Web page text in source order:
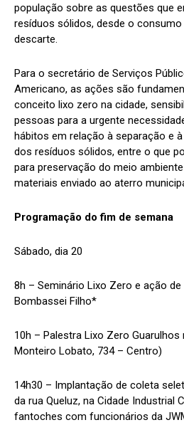
população sobre as questões que
resíduos sólidos, desde o
descarte.
Para o secretário de Serviços
Americano, as ações são
conceito lixo zero na cidade,
pessoas para a urgente
hábitos em relação à separação e
dos resíduos sólidos, entre o que
para preservação do meio
materiais enviado ao aterro
Programação do fim de semana
Sábado, dia 20
8h – Seminário Lixo Zero e ação de
Bombassei Filho*
10h – Palestra Lixo Zero Guarulhos
Monteiro Lobato, 734 – Centro)
14h30 – Implantação de coleta
da rua Queluz, na Cidade Industrial
fantoches com funcionários da